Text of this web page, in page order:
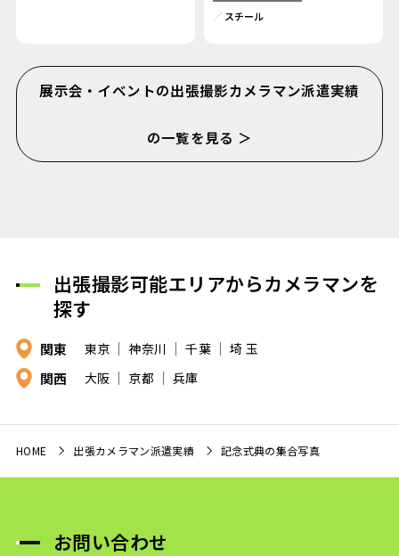
スチール
展示会・イベントの出張撮影カメラマン派遣実績
の一覧を見る ＞
出張撮影可能エリアからカメラマンを
探す
関東 東京 神奈川 千葉 埼 玉
関西 大阪 京都 兵庫
HOME 出張カメラマン派遣実績 記念式典の集合写真
お問い合わせ